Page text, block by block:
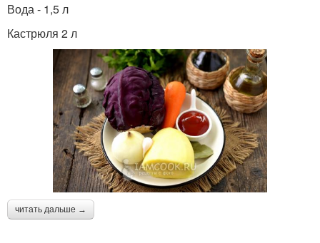
Вода - 1,5 л
Кастрюля 2 л
читать дальше →